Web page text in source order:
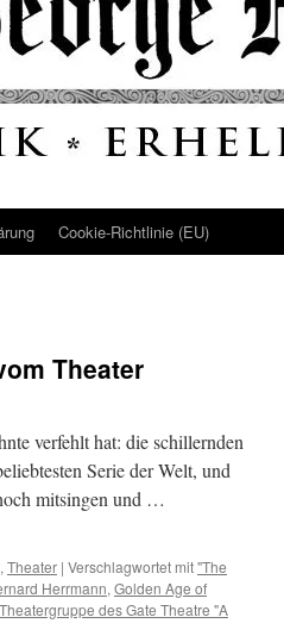
Cookie-Richtlinie (EU)
Theater
verfehlt hat: die schillernden
Serie der Welt, und
mitsingen und …
, Theater | Verschlagwortet mit"The
Herrmann, Golden Age of
Theatergruppe des Gate Theatre "A